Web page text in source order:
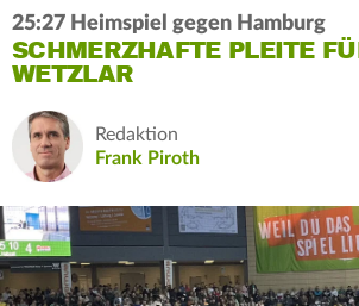
25:27 Heimspiel gegen Hamburg
SCHMERZHAFTE PLEITE
WETZLAR
Redaktion
Frank Piroth